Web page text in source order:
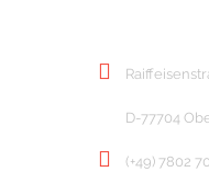
D-77704
(+49) 7802